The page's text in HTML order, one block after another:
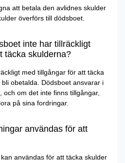
att betala den avlidnes skulder
överförs till dödsboet.
inte har tillräckligt
täcka skulderna?
med tillgångar för att täcka
obetalda. Dödsboet ansvarar i
om det inte finns tillgångar,
på sina fordringar.
användas för att
användas för att täcka skulder